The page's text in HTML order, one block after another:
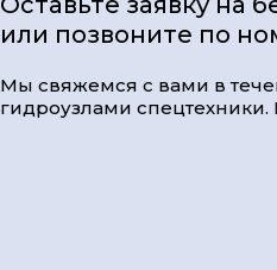
или позвоните по
Мы свяжемся с вами в
гидроузлами спецтехники.